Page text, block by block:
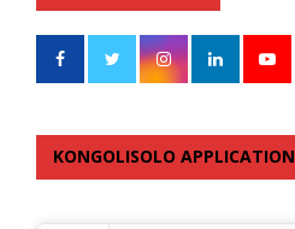
KONGOLISOLO APPLICATION